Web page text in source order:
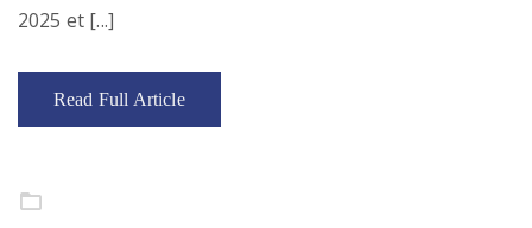
2025 et [...]
Read Full Article